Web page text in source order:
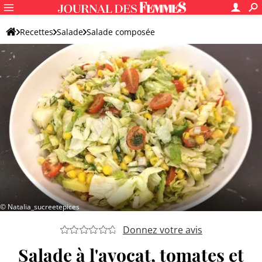
Recettes Salade Salade composée
Salade composée originale
© Natalia_sucreetepices
Donnez votre avis
Salade à l'avocat, tomates et